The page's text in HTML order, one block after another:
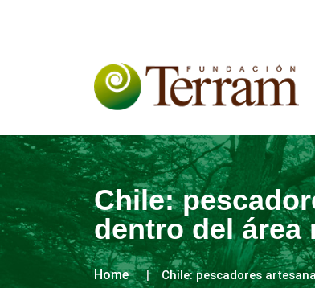
Chile:
dentro del área
Home Chile: pescadores